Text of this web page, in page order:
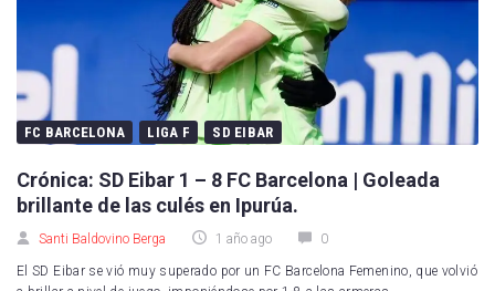
FC BARCELONA LIGA F SD EIBAR
Crónica: SD Eibar 1 – 8 FC Barcelona | Goleada
brillante de las culés en Ipurúa.
Santi Baldovino Berga 1 año ago 0
El SD Eibar se vió muy superado por un FC Barcelona Femenino, que volvió